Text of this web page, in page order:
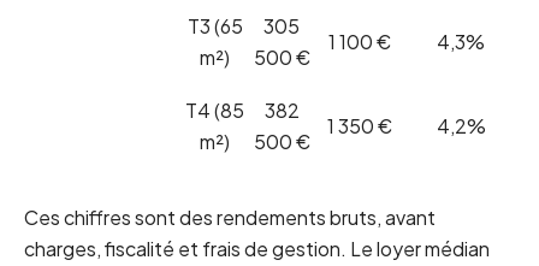
T3 (65
m²)
305
500 €
1 100 € 4,3%
T4 (85
m²)
382
500 €
1 350 € 4,2%
Ces chiffres sont des rendements bruts, avant
charges, fiscalité et frais de gestion. Le loyer médian